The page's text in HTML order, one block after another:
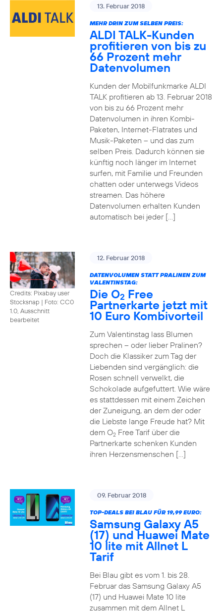
13. Februar 2018
MEHR DRIN ZUM SELBEN PREIS:
ALDI TALK-Kunden
profitieren von bis zu
66 Prozent mehr
Datenvolumen
Kunden der Mobilfunkmarke ALDI
TALK profitieren ab 13. Februar 2018
von bis zu 66 Prozent mehr
Datenvolumen in ihren Kombi-
Paketen, Internet-Flatrates und
Musik-Paketen – und das zum
selben Preis. Dadurch können sie
künftig noch länger im Internet
surfen, mit Familie und Freunden
chatten oder unterwegs Videos
streamen. Das höhere
Datenvolumen erhalten Kunden
automatisch bei jeder […]
Credits: Pixabay user
Stocksnap | Foto: CC0
1.0, Ausschnitt
bearbeitet
12. Februar 2018
DATENVOLUMEN STATT PRALINEN ZUM
VALENTINSTAG:
Die O2 Free
Partnerkarte jetzt mit
10 Euro Kombivorteil
Zum Valentinstag lass Blumen
sprechen – oder lieber Pralinen?
Doch die Klassiker zum Tag der
Liebenden sind vergänglich: die
Rosen schnell verwelkt, die
Schokolade aufgefuttert. Wie wäre
es stattdessen mit einem Zeichen
der Zuneigung, an dem der oder
die Liebste lange Freude hat? Mit
dem O2Free Tarif über die
Partnerkarte schenken Kunden
ihren Herzensmenschen […]
09. Februar 2018
TOP-DEALS BEI BLAU FÜR 19,99 EURO:
Samsung Galaxy A5
(17) und Huawei Mate
10 lite mit Allnet L
Tarif
Bei Blau gibt es vom 1. bis 28.
Februar das Samsung Galaxy A5
(17) und Huawei Mate 10 lite
zusammen mit dem Allnet L